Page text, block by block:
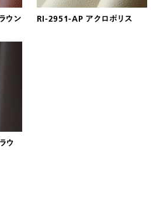
ウン RI-2951-AP アクロポリス
ウ